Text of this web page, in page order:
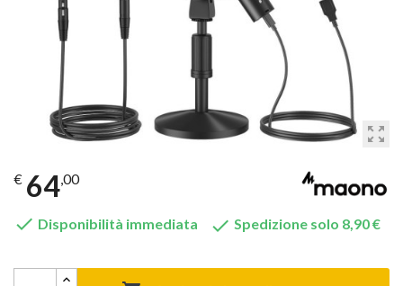
zoom_out_map
€ 64,00
 Disponibilità immediata  Spedizione solo 8,90 €